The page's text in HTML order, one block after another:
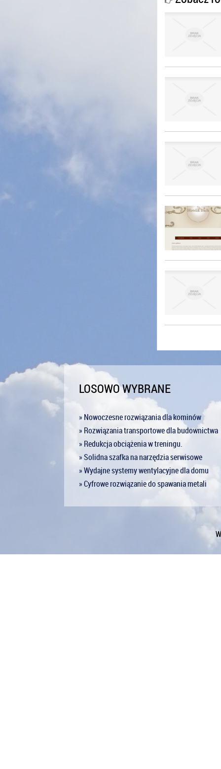
LOSOWO WYBRANE
» Nowoczesne rozwiązania dla kominów
» Rozwiązania transportowe dla budownictwa
» Redukcja obciążenia w treningu.
» Solidna szafka na narzędzia serwisowe
» Wydajne systemy wentylacyjne dla domu
» Cyfrowe rozwiązanie do spawania metali